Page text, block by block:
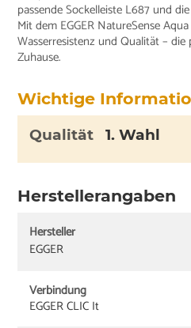
passende Sockelleiste L687 und
Mit dem EGGER NatureSense
Wasserresistenz und Qualität –
Zuhause.
Wichtige
Qualität 1. Wahl
Herstellerangaben
Hersteller
EGGER
Verbindung
EGGER CLIC It